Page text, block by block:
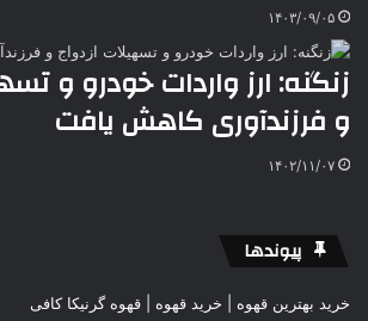
۱۴۰۳/۰۹/۰۵
زنگنه: ارز واردات خودرو و
و فرزندآوری کاهش یافت
۱۴۰۲/۱۱/۰۷
پیوندها
خرید بهترین قهوه | خرید قهوه | قهوه گرنیکا کافی